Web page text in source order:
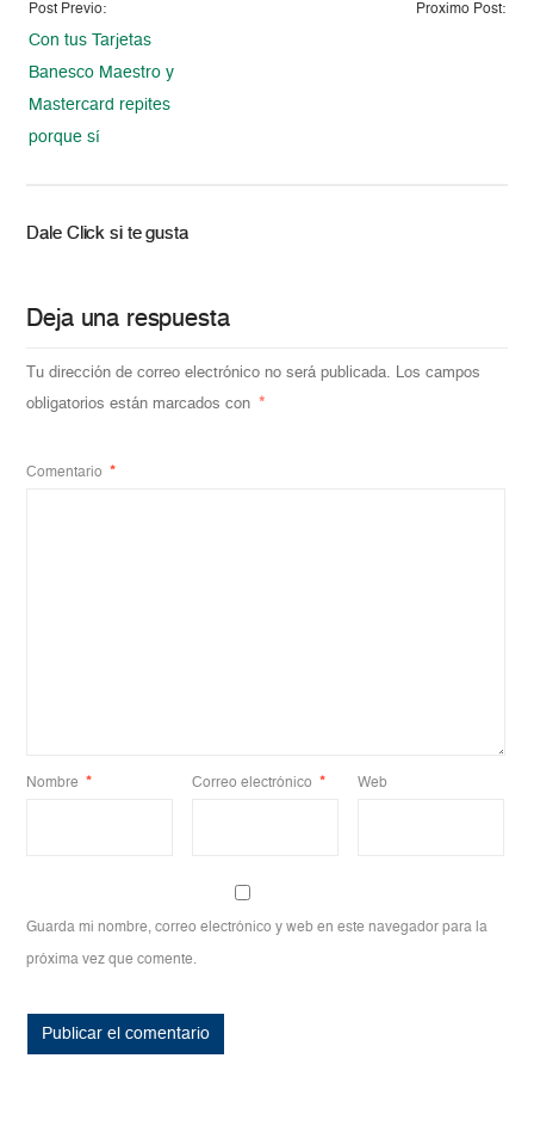
Post Previo:
Con tus Tarjetas
Banesco Maestro y
Mastercard repites
porque sí
Proximo Post:
Dale Click si te gusta
Deja una respuesta
Tu dirección de correo electrónico no será publicada. Los campos
obligatorios están marcados con *
Comentario *
Nombre * Correo electrónico * Web
Guarda mi nombre, correo electrónico y web en este navegador para la
próxima vez que comente.